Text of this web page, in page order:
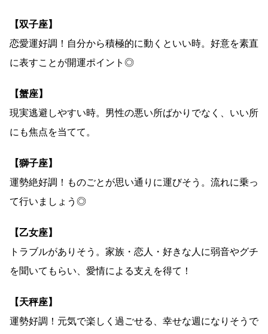
【双子座】
恋愛運好調！自分から積極的に動くといい時。好意を素直
に表すことが開運ポイント◎
【蟹座】
現実逃避しやすい時。男性の悪い所ばかりでなく、いい所
にも焦点を当てて。
【獅子座】
運勢絶好調！ものごとが思い通りに運びそう。流れに乗っ
て行いましょう◎
【乙女座】
トラブルがありそう。家族・恋人・好きな人に弱音やグチ
を聞いてもらい、愛情による支えを得て！
【天秤座】
運勢好調！元気で楽しく過ごせる、幸せな週になりそうで